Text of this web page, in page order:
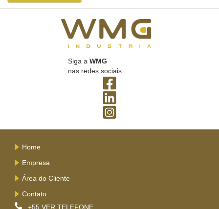
Siga a WMG
nas redes sociais
Home
Empresa
Área do Cliente
Contato
+55 VER TELEFONE